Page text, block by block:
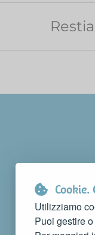
Cookie.
Utilizziamo
Puoi gestire
SHOPPING
EVENTI
NEWS